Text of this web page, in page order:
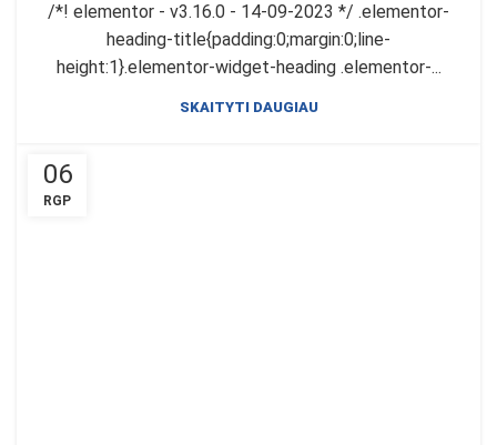
/*! elementor - v3.16.0 - 14-09-2023 */ .elementor-
heading-title{padding:0;margin:0;line-
height:1}.elementor-widget-heading .elementor-...
SKAITYTI DAUGIAU
06
RGP